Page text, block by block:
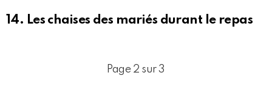
14. Les chaises des mariés durant le repas
Page 2 sur 3